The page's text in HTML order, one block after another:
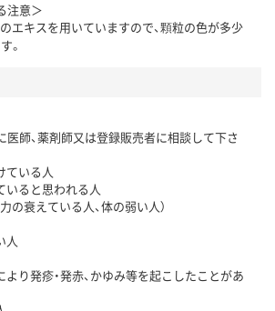
注意＞
のエキスを用いていますので、顆粒の色が多少
。
医師、薬剤師又は登録販売者に相談して下さ
ている人
いると思われる人
力の衰えている人、体の弱い人）
人
より発疹・発赤、かゆみ等を起こしたことがあ